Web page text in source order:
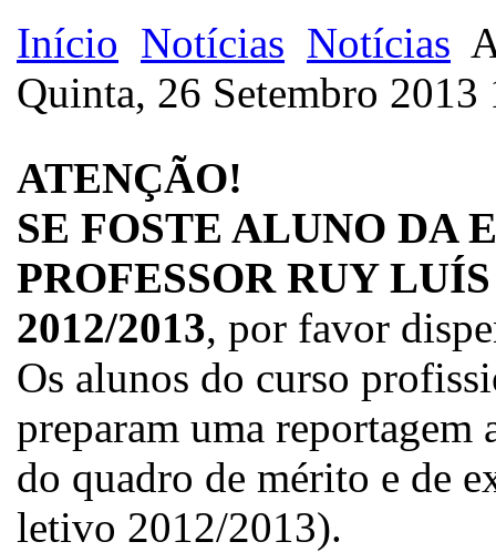
Início Notícias Notícias
Quinta, 26 Setembro 2013
ATENÇÃO!
SE FOSTE ALUNO DA
PROFESSOR RUY
2012/2013, por favor
Os alunos do curso
preparam uma reportagem
do quadro de mérito e de
letivo 2012/2013).